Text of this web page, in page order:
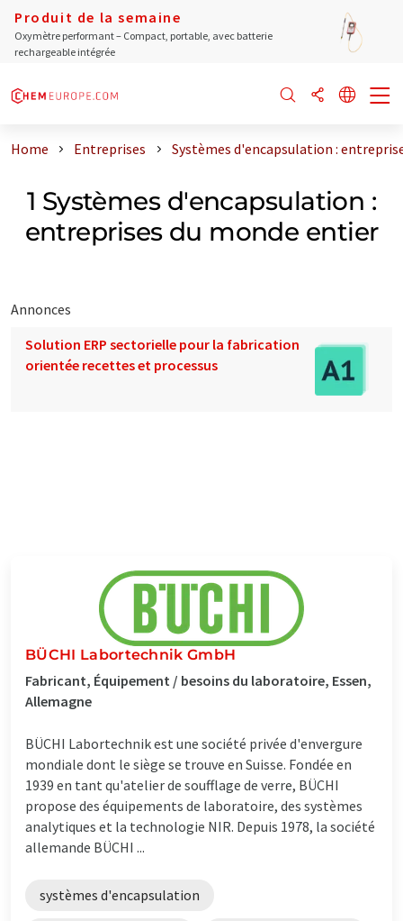
Produit de la semaine
Oxymètre performant – Compact, portable, avec batterie
rechargeable intégrée
Home Entreprises Systèmes d'encapsulation :
1 Systèmes d'encapsulation :
entreprises du monde entier
Annonces
Solution ERP sectorielle pour la fabrication
orientée recettes et processus
BÜCHI Labortechnik GmbH
Fabricant, Équipement / besoins du laboratoire, Essen,
Allemagne
BÜCHI Labortechnik est une société privée d'envergure
mondiale dont le siège se trouve en Suisse. Fondée en
1939 en tant qu'atelier de soufflage de verre, BÜCHI
propose des équipements de laboratoire, des systèmes
analytiques et la technologie NIR. Depuis 1978, la société
allemande BÜCHI ...
systèmes d'encapsulation